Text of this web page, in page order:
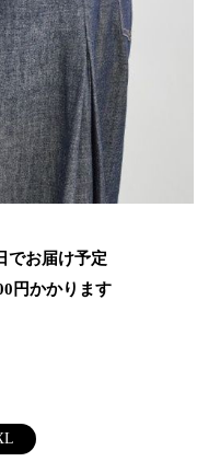
でお届け予定
円かかります